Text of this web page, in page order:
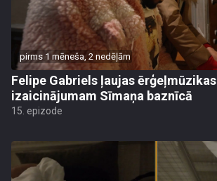
pirms 1 mēneša, 2 nedēļām
Felipe Gabriels ļaujas ērģeļmūzikas
izaicinājumam Sīmaņa baznīcā
15. epizode